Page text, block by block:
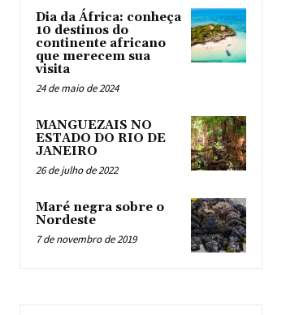
Dia da África: conheça
10 destinos do
continente africano
que merecem sua
visita
24 de maio de 2024
MANGUEZAIS NO
ESTADO DO RIO DE
JANEIRO
26 de julho de 2022
Maré negra sobre o
Nordeste
7 de novembro de 2019